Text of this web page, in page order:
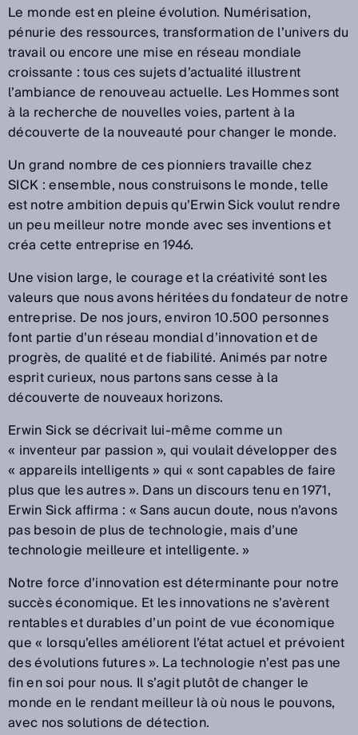
Le monde est en pleine évolution. Numérisation,
pénurie des ressources, transformation de l’univers du
travail ou encore une mise en réseau mondiale
croissante : tous ces sujets d’actualité illustrent
l’ambiance de renouveau actuelle. Les Hommes sont
à la recherche de nouvelles voies, partent à la
découverte de la nouveauté pour changer le monde.
Un grand nombre de ces pionniers travaille chez
SICK : ensemble, nous construisons le monde, telle
est notre ambition depuis qu’Erwin Sick voulut rendre
un peu meilleur notre monde avec ses inventions et
créa cette entreprise en 1946.
Une vision large, le courage et la créativité sont les
valeurs que nous avons héritées du fondateur de notre
entreprise. De nos jours, environ 10.500 personnes
font partie d’un réseau mondial d’innovation et de
progrès, de qualité et de fiabilité. Animés par notre
esprit curieux, nous partons sans cesse à la
découverte de nouveaux horizons.
Erwin Sick se décrivait lui-même comme un
« inventeur par passion », qui voulait développer des
« appareils intelligents » qui « sont capables de faire
plus que les autres ». Dans un discours tenu en 1971,
Erwin Sick affirma : « Sans aucun doute, nous n’avons
pas besoin de plus de technologie, mais d’une
technologie meilleure et intelligente. »
Notre force d’innovation est déterminante pour notre
succès économique. Et les innovations ne s’avèrent
rentables et durables d’un point de vue économique
que « lorsqu’elles améliorent l’état actuel et prévoient
des évolutions futures ». La technologie n’est pas une
fin en soi pour nous. Il s’agit plutôt de changer le
monde en le rendant meilleur là où nous le pouvons,
avec nos solutions de détection.